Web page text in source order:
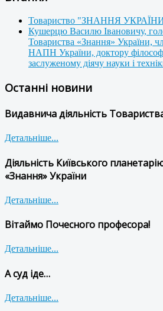
Товариство "ЗНАННЯ
Кушерцю Василю Івановичу,
Товариства «Знання» України,
НАПН України, доктору
заслуженому діячу науки і
Останні новини
Видавнича діяльність
Детальніше...
Діяльність Київського
«Знання» України
Детальніше...
Вітаймо Почесного професора!
Детальніше...
А суд іде…
Детальніше...